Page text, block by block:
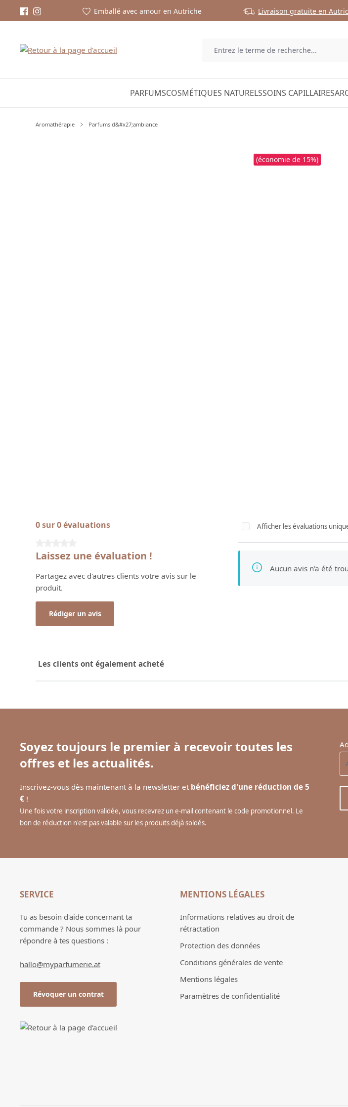
Emballé avec amour en Autriche Livraison gratuite en
PARFUMSCOSMÉTIQUES NATURELSSOINS CAPILLAIRES
Aromathérapie Parfums d&#x27;ambiance
(économie de 15%)
0 sur 0 évaluations
Laissez une évaluation !
Partagez avec d'autres clients votre avis sur le
produit.
Rédiger un avis
Afficher les évaluations
Aucun avis n'a été
Les clients ont également acheté
Soyez toujours le premier à recevoir toutes les
offres et les actualités.
Inscrivez-vous dès maintenant à la newsletter et bénéficiez d'une réduction de 5
€ !
Une fois votre inscription validée, vous recevrez un e-mail contenant le code promotionnel. Le
bon de réduction n'est pas valable sur les produits déjà soldés.
SERVICE
Tu as besoin d'aide concernant ta
commande ? Nous sommes là pour
répondre à tes questions :
hallo@myparfumerie.at
Révoquer un contrat
MENTIONS LÉGALES
Informations relatives au droit de
rétractation
Protection des données
Conditions générales de vente
Mentions légales
Paramètres de confidentialité